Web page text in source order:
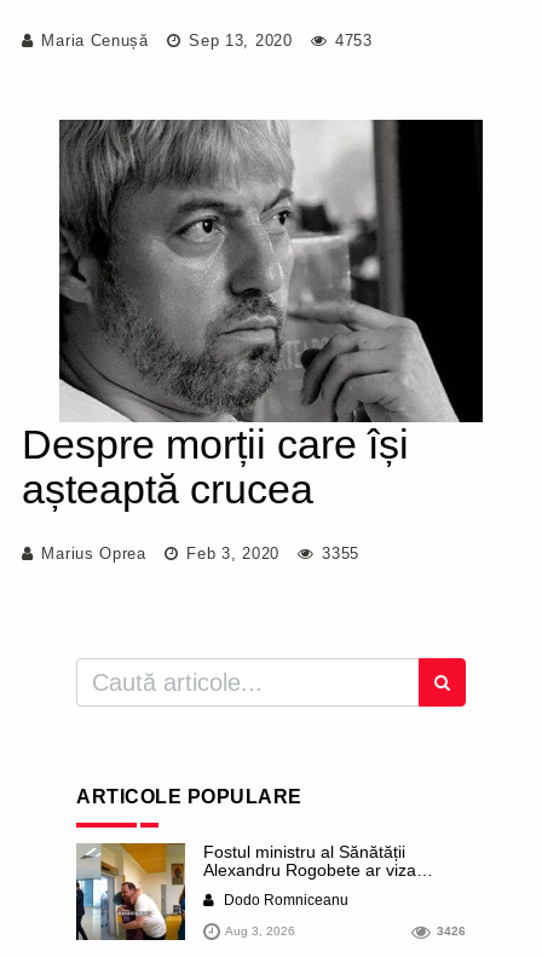
Maria Cenușă Sep 13, 2020 4753
Despre morții care își
așteaptă crucea
Marius Oprea Feb 3, 2020 3355
ARTICOLE POPULARE
Fostul ministru al Sănătății
Alexandru Rogobete ar viza
al orașului Timișoara. Pesedistul
publică imagini demne de Coreea
de Nord cu femei din Timișoara
Dodo Romniceanu
Aug 3, 2026 3426